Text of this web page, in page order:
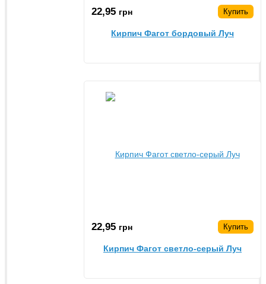
22,95 грн Купить
Кирпич Фагот бордовый Луч
22,95 грн Купить
Кирпич Фагот светло-серый Луч